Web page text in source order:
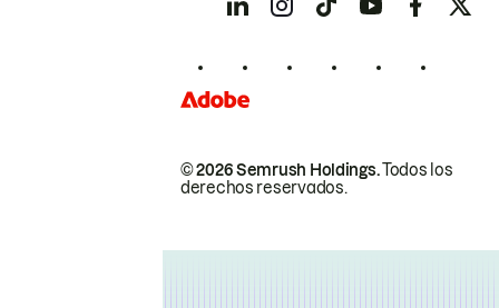
© 2026 Semrush Holdings.Todos los
derechos reservados.